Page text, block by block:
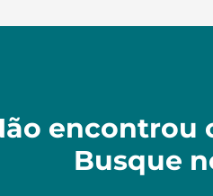
encontrou
Busque